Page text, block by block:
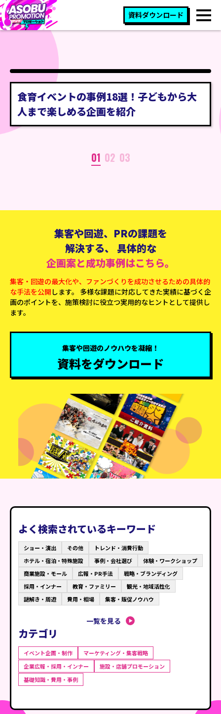
資料ダウンロード
食育イベントの事例18選！子どもから大
人まで楽しめる企画を紹介
01 02 03
集客や回遊、PRの課題を
解決する、
具体的な
企画案と成功事例はこちら。
集客・回遊の最大化や、ファンづくりを成功させるための具体的
な手法を公開 します。 多様な課題に対応してきた実績に基づく企
画のポイントを、施策検討に役立つ実用的なヒントとして提供し
ます。
集客や回遊のノウハウを凝縮！
資料をダウンロード
よく検索されているキーワード
ショー・演出 その他
トレンド・消費行動
ホテル・宿泊・特殊施設
事例・会社選び
体験・ワークショップ
商業施設・モール
広報・PR手法
戦略・ブランディング
採用・インナー
教育・ファミリー
観光・地域活性化
謎解き・周遊
費用・相場 集客・販促ノウハウ
一覧を見る
カテゴリ
イベント企画・制作
マーケティング・集客戦略
企業広報・採用・インナー
施設・店舗プロモーション
基礎知識・費用・事例